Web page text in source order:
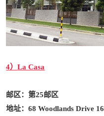
4）La Casa
邮区：第25邮区
地址：68 Woodlands Drive 16